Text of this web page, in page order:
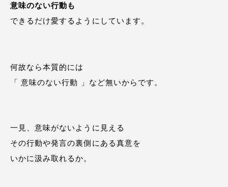
意味のない行動も
できるだけ愛するようにしています。
何故なら本質的には
「 意味のない行動 」など無いからです。
一見、意味がないように見える
その行動や発言の裏側にある真意を
いかに汲み取れるか。